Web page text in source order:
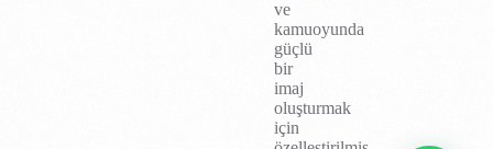
ve
kamuoyunda
güçlü
bir
imaj
oluşturmak
için